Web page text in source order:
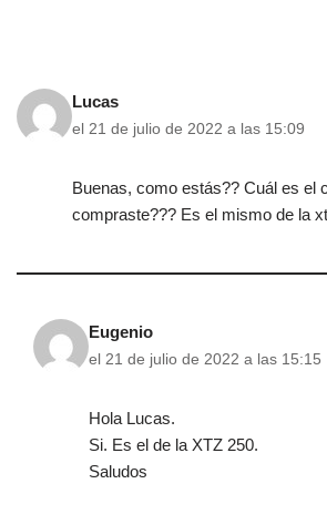
Lucas
el 21 de julio de 2022 a las 15:09
Buenas, como estás?? Cuál es el
compraste??? Es el mismo de la
Eugenio
el 21 de julio de 2022 a las 15:15
Hola Lucas.
Si. Es el de la XTZ 250.
Saludos